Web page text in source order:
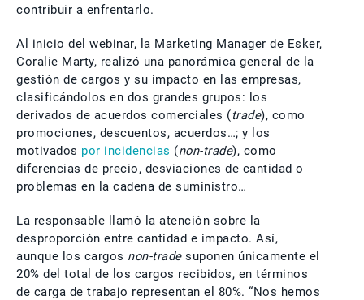
contribuir a enfrentarlo.
Al inicio del webinar, la Marketing Manager de Esker,
Coralie Marty, realizó una panorámica general de la
gestión de cargos y su impacto en las empresas,
clasificándolos en dos grandes grupos: los
derivados de acuerdos comerciales (trade), como
promociones, descuentos, acuerdos…; y los
motivados por incidencias (non-trade), como
diferencias de precio, desviaciones de cantidad o
problemas en la cadena de suministro…
La responsable llamó la atención sobre la
desproporción entre cantidad e impacto. Así,
aunque los cargos non-trade suponen únicamente el
20% del total de los cargos recibidos, en términos
de carga de trabajo representan el 80%. “Nos hemos